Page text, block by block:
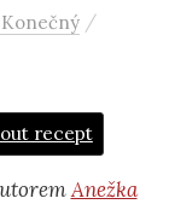
/
recept
Anežka